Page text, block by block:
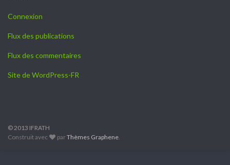
Connexion
Flux des publications
Flux des commentaires
Site de WordPress-FR
© 2013 IFRATH
Construit avec
parThèmes Graphene.